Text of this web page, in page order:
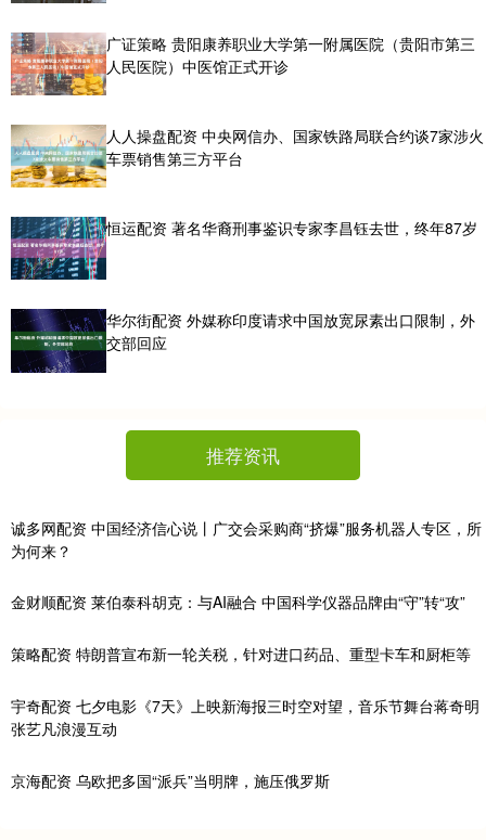
广证策略 贵阳康养职业大学第一附属医院（贵阳市第三
人民医院）中医馆正式开诊
人人操盘配资 中央网信办、国家铁路局联合约谈7家涉火
车票销售第三方平台
恒运配资 著名华裔刑事鉴识专家李昌钰去世，终年87岁
华尔街配资 外媒称印度请求中国放宽尿素出口限制，外
交部回应
推荐资讯
诚多网配资 中国经济信心说丨广交会采购商“挤爆”服务机器人专区，所
为何来？
金财顺配资 莱伯泰科胡克：与AI融合 中国科学仪器品牌由“守”转“攻”
策略配资 特朗普宣布新一轮关税，针对进口药品、重型卡车和厨柜等
宇奇配资 七夕电影《7天》上映新海报三时空对望，音乐节舞台蒋奇明
张艺凡浪漫互动
京海配资 乌欧把多国“派兵”当明牌，施压俄罗斯